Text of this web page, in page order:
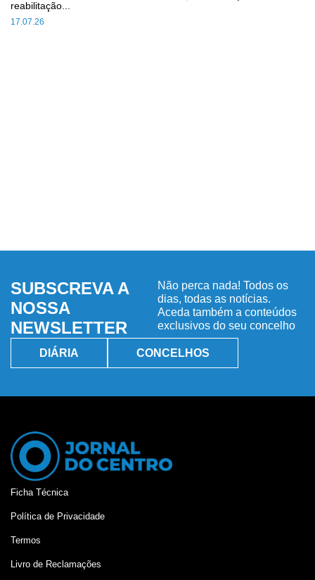
17.07.26
reabilitação...
SUBSCREVA A
NOSSA
NEWSLETTER
Não perca nada! Todos os
dias, todas as notícias.
Aceda também a conteúdos
exclusivos do seu concelho
DIÁRIA CONCELHOS
Ficha Técnica
Política de Privacidade
Termos
Livro de Reclamações